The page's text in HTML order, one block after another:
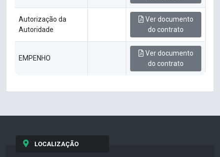
Autorização da
Autoridade
Ver documento
do contrato
EMPENHO
Ver documento
do contrato
LOCALIZAÇÃO